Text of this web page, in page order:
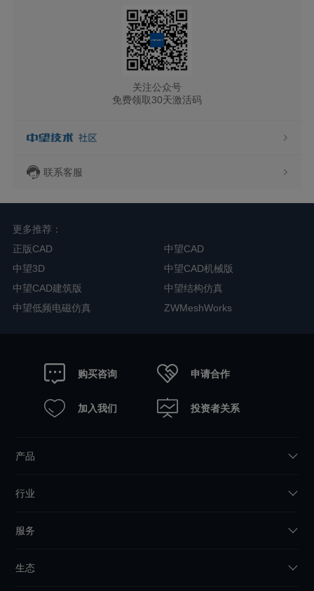
关注公众号
免费领取30天激活码
联系客服
更多推荐：
正版CAD
中望CAD
中望3D
中望CAD机械版
中望CAD建筑版
中望结构仿真
中望低频电磁仿真
ZWMeshWorks
购买咨询 申请合作
加入我们 投资者关系
产品
行业
服务
生态